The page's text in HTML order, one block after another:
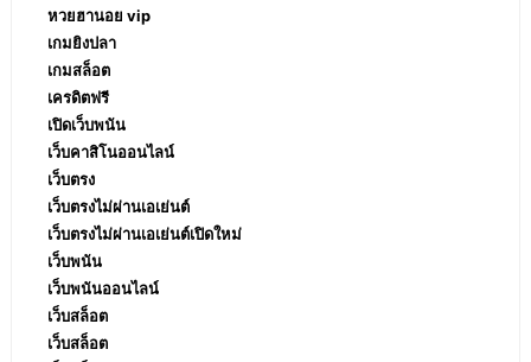
หวยฮานอย vip
เกมยิงปลา
เกมสล็อต
เครดิตฟรี
เปิดเว็บพนัน
เว็บคาสิโนออนไลน์
เว็บตรง
เว็บตรงไม่ผ่านเอเย่นต์
เว็บตรงไม่ผ่านเอเย่นต์เปิดใหม่
เว็บพนัน
เว็บพนันออนไลน์
เว็บสล็อต
เว็บสล็อต